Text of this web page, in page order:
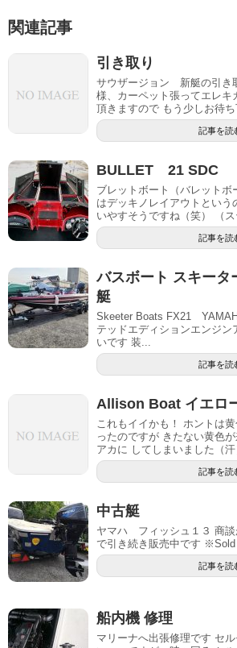
関連記事
引き取り
サウザージョン 新艇の引き
様、カーペット張ってエレキ
頂きますので もう少しお待
記事を読
BULLET 21 SDC
ブレットボート（バレットボ
はデッキノレイアウトという
いやすそうですね（笑） （ス
記事を読
バスボート スキー
艇
Skeeter Boats FX21
テッドエディションエンジン
いです 装...
記事を読
Allison Boat イエロ
これもイイかも！ ホントは
ったのですが きたない黄色
アカに してしまいました（汗
記事を読
中古艇
ヤマハ フィッシュ１３ 商談
で引き続き販売中です
記事を読
船内機 修理
マリーナへ出張修理です セ